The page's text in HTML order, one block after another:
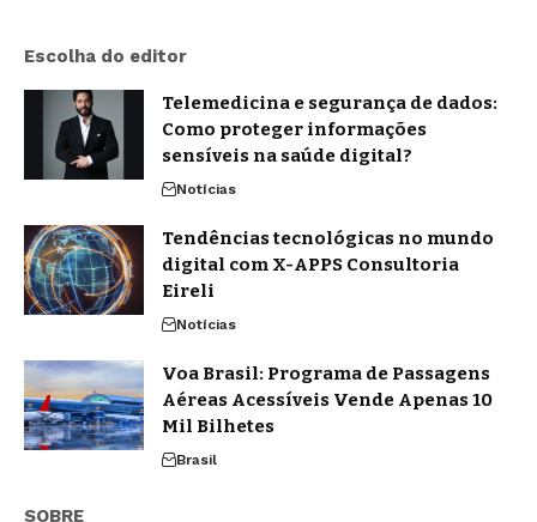
Escolha do editor
Telemedicina e segurança de dados:
Como proteger informações
sensíveis na saúde digital?
Notícias
Tendências tecnológicas no mundo
digital com X-APPS Consultoria
Eireli
Notícias
Voa Brasil: Programa de Passagens
Aéreas Acessíveis Vende Apenas 10
Mil Bilhetes
Brasil
SOBRE